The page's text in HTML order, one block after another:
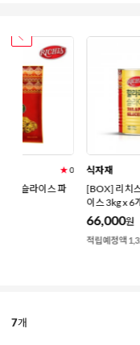
[BOX] 리치스 할라피뇨 슬라
적립예정액 1,320원
7개